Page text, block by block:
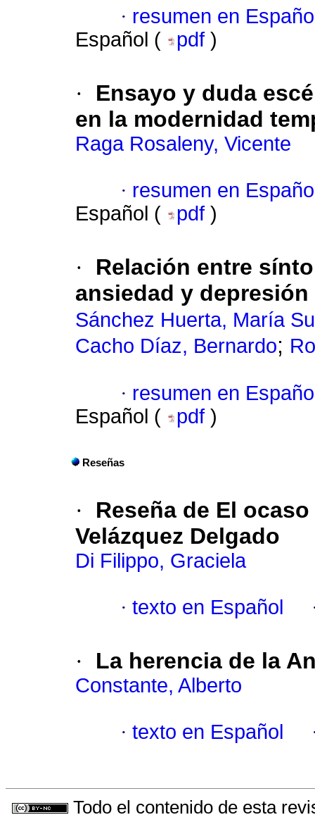
· resumen en
Español (
pdf )
·
Ensayo y duda
en la modernidad
Raga Rosaleny, Vicente
· resumen en
Español (
pdf )
·
Relación entre
ansiedad y
Sánchez Huerta, María
Cacho Díaz, Bernardo;
· resumen en
Español (
pdf )
Reseñas
· Reseña de El
Velázquez Delgado
Di Filippo, Graciela
· texto en Español
· La herencia de la
Constante, Alberto
· texto en Español
Todo el contenido de esta